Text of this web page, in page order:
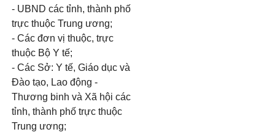
- UBND các tỉnh, thành phố
trực thuộc Trung ương;
- Các đơn vị thuộc, trực
thuộc Bộ Y tế;
- Các Sở: Y tế, Giáo dục và
Đào tạo, Lao động -
Thương binh và Xã hội các
tỉnh, thành phố trực thuộc
Trung ương;